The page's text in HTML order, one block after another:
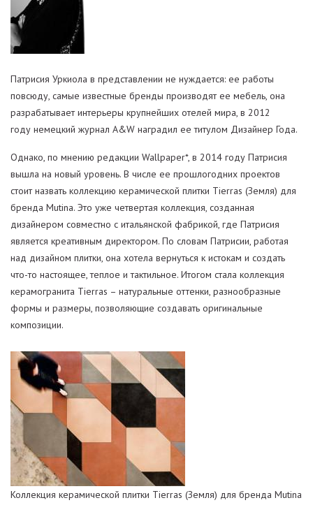
Патрисия Уркиола в представлении не нуждается: ее работы
повсюду, самые известные бренды производят ее мебель, она
разрабатывает интерьеры крупнейших отелей мира, в 2012
году немецкий журнал A&W наградил ее титулом Дизайнер Года.
Однако, по мнению редакции Wallpaper*, в 2014 году Патрисия
вышла на новый уровень. В числе ее прошлогодних проектов
стоит назвать коллекцию керамической плитки Tierras (Земля) для
бренда Mutina. Это уже четвертая коллекция, созданная
дизайнером совместно с итальянской фабрикой, где Патрисия
является креативным директором. По словам Патрисии, работая
над дизайном плитки, она хотела вернуться к истокам и создать
что-то настоящее, теплое и тактильное. Итогом стала коллекция
керамогранита Tierras – натуральные оттенки, разнообразные
формы и размеры, позволяющие создавать оригинальные
композиции.
Коллекция керамической плитки Tierras (Земля) для бренда Mutina